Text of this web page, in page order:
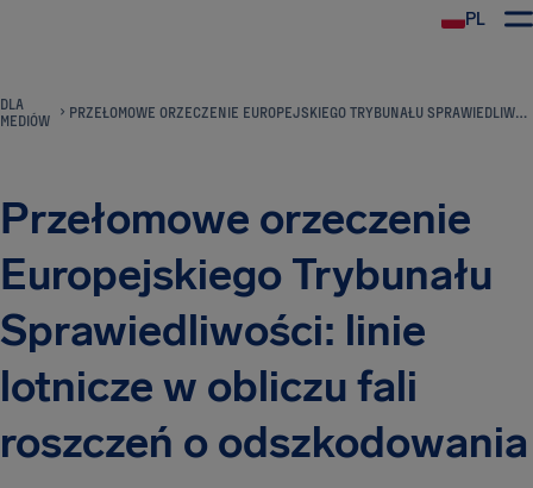
PL
DLA
MEDIÓW
PRZEŁOMOWE ORZECZENIE EUROPEJSKIEGO TRYBUNAŁU SPRAWIEDLIWOŚCI: LINIE LOTNICZE W OBLICZU FALI ROSZCZEŃ O ODSZKODOWANIA
Przełomowe orzeczenie
Europejskiego Trybunału
Sprawiedliwości: linie
lotnicze w obliczu fali
roszczeń o odszkodowania